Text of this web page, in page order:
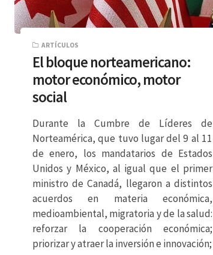
ARTÍCULOS
El bloque norteamericano:
motor económico, motor
social
Durante la Cumbre de Líderes de
Norteamérica, que tuvo lugar del 9 al 11
de enero, los mandatarios de Estados
Unidos y México, al igual que el primer
ministro de Canadá, llegaron a distintos
acuerdos en materia económica,
medioambiental, migratoria y de la salud:
reforzar la cooperación económica;
priorizar y atraer la inversión e innovación;